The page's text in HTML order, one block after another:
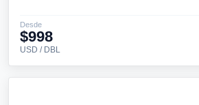
Desde
$998
USD / DBL